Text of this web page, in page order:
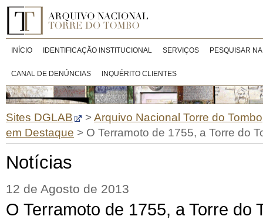
INÍCIO IDENTIFICAÇÃO INSTITUCIONAL SERVIÇOS PESQUISAR
CANAL DE DENÚNCIAS INQUÉRITO CLIENTES
Sites DGLAB >Arquivo Nacional Torre do Tombo
em Destaque > O Terramoto de 1755, a Torre do
Notícias
12 de Agosto de 2013
O Terramoto de 1755, a Torre do